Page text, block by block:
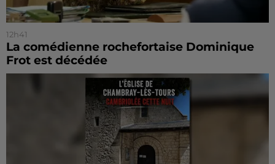
12h41
La comédienne rochefortaise Dominique
Frot est décédée